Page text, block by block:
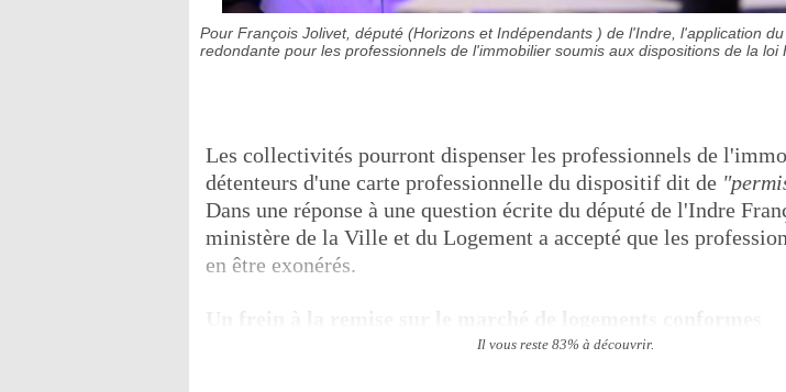
Pour François Jolivet, député (Horizons et Indépendants ) de l'Indre, l'application
redondante pour les professionnels de l'immobilier soumis aux dispositions de la loi
Les collectivités pourront dispenser les professionnels de
détenteurs d'une carte professionnelle du dispositif dit de
Dans une réponse à une question écrite du député de l'Indre
ministère de la Ville et du Logement a accepté que les
en être exonérés.
Il vous reste 83% à découvrir.